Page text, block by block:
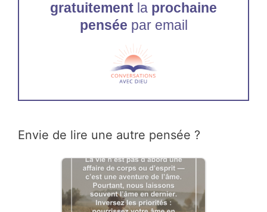
gratuitement la prochaine
pensée par email
Envie de lire une autre pensée ?